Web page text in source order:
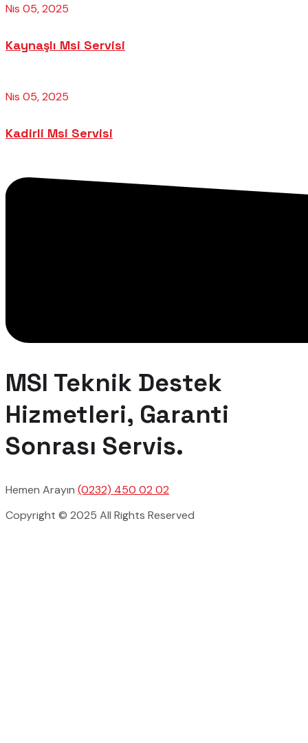
Nis 05, 2025
Kaynaşlı Msi Servisi
Nis 05, 2025
Kadirli Msi Servisi
MSI Teknik Destek
Hizmetleri, Garanti
Sonrası Servis.
Hemen Arayın (0232) 450 02 02
Copyright © 2025 All Rights Reserved